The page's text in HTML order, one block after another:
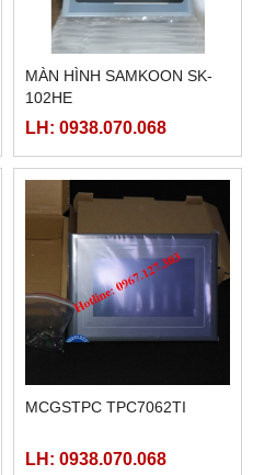
MÀN HÌNH SAMKOON SK-
102HE
LH: 0938.070.068
MCGSTPC TPC7062TI
LH: 0938.070.068